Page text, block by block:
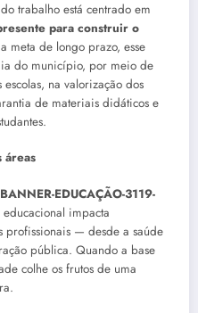
trabalho está centrado em
para construir o
meta de longo prazo, esse
do município, por meio de
na valorização dos
de materiais didáticos e
áreas
BANNER-EDUCAÇÃO-3119-
impacta
profissionais — desde a saúde
pública. Quando a base
colhe os frutos de uma